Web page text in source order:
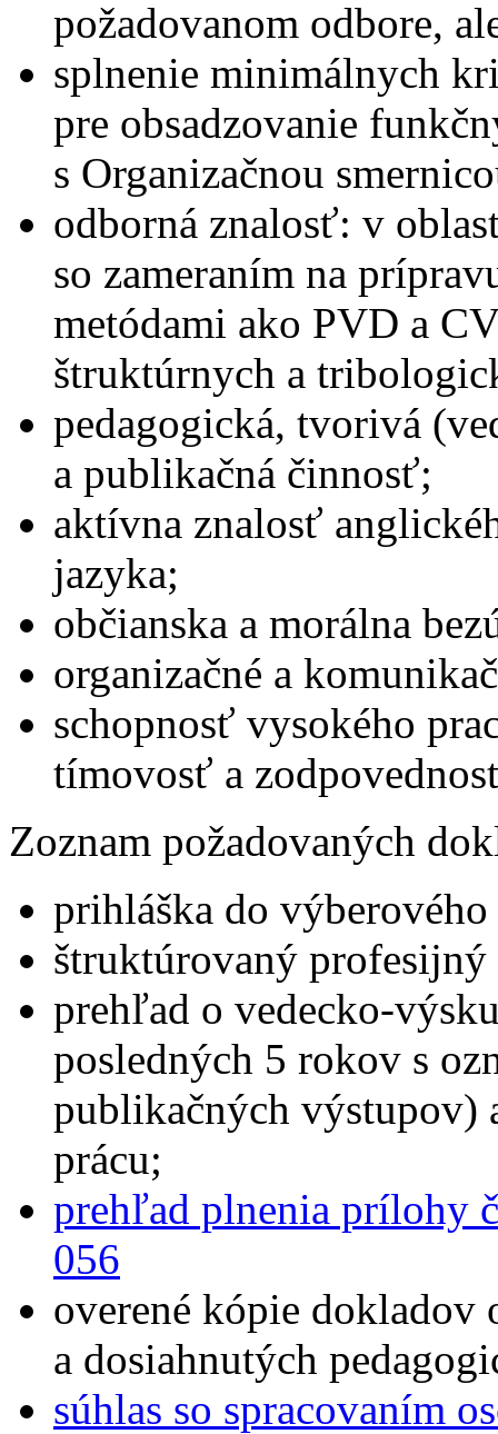
požadovanom odbore,
splnenie minimálnych
pre obsadzovanie
s Organizačnou
odborná znalosť: v
so zameraním na
metódami ako PVD a
štruktúrnych a
pedagogická, tvorivá
a publikačná činnosť;
aktívna znalosť
jazyka;
občianska a morálna
organizačné a
schopnosť vysokého
tímovosť a
Zoznam požadovaných
prihláška do
štruktúrovaný
prehľad o vedecko-
posledných 5 rokov s
publikačných výstupov)
prácu;
prehľad plnenia prílohy
056
overené kópie dokladov
a dosiahnutých
súhlas so spracovaním